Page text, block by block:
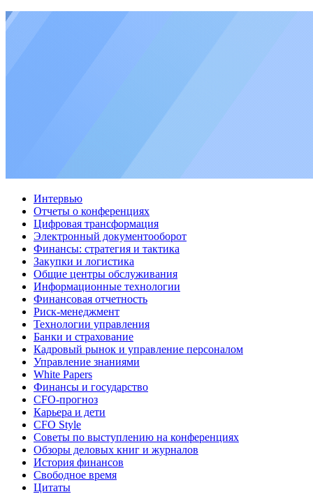
Интервью
Отчеты о конференциях
Цифровая трансформация
Электронный документооборот
Финансы: стратегия и тактика
Закупки и логистика
Общие центры обслуживания
Информационные технологии
Финансовая отчетность
Риск-менеджмент
Технологии управления
Банки и страхование
Кадровый рынок и управление персоналом
Управление знаниями
White Papers
Финансы и государство
CFO-прогноз
Карьера и дети
CFO Style
Советы по выступлению на конференциях
Обзоры деловых книг и журналов
История финансов
Свободное время
Цитаты